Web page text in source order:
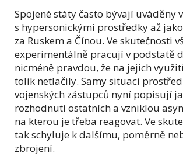
Spojené státy často bývají uváděny
s hypersonickými prostředky až
za Ruskem a Čínou. Ve skutečnosti
experimentálně pracují v podstatě
nicméně pravdou, že na jejich
tolik netlačily. Samy situaci
vojenských zástupců nyní popisují
rozhodnutí ostatních a vzniklou
na kterou je třeba reagovat. Ve
tak schyluje k dalšímu, poměrně
zbrojení.